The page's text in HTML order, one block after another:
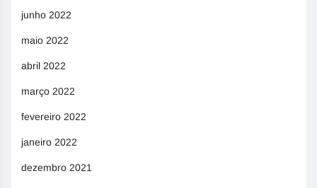
junho 2022
maio 2022
abril 2022
março 2022
fevereiro 2022
janeiro 2022
dezembro 2021